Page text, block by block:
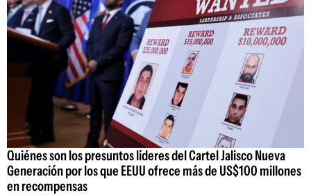
Quiénes son los presuntos líderes del Cartel Jalisco Nueva
Generación por los que EEUU ofrece más de US$100 millones
en recompensas